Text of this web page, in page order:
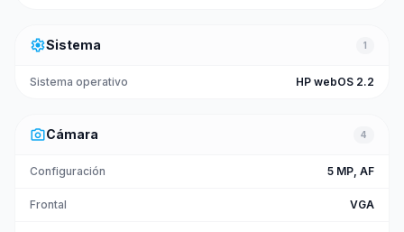
settingsSistema 1
Sistema operativo HP webOS 2.2
photo_cameraCámara 4
Configuración 5 MP, AF
Frontal VGA